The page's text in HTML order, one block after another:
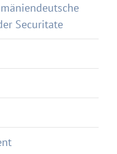
Securitate